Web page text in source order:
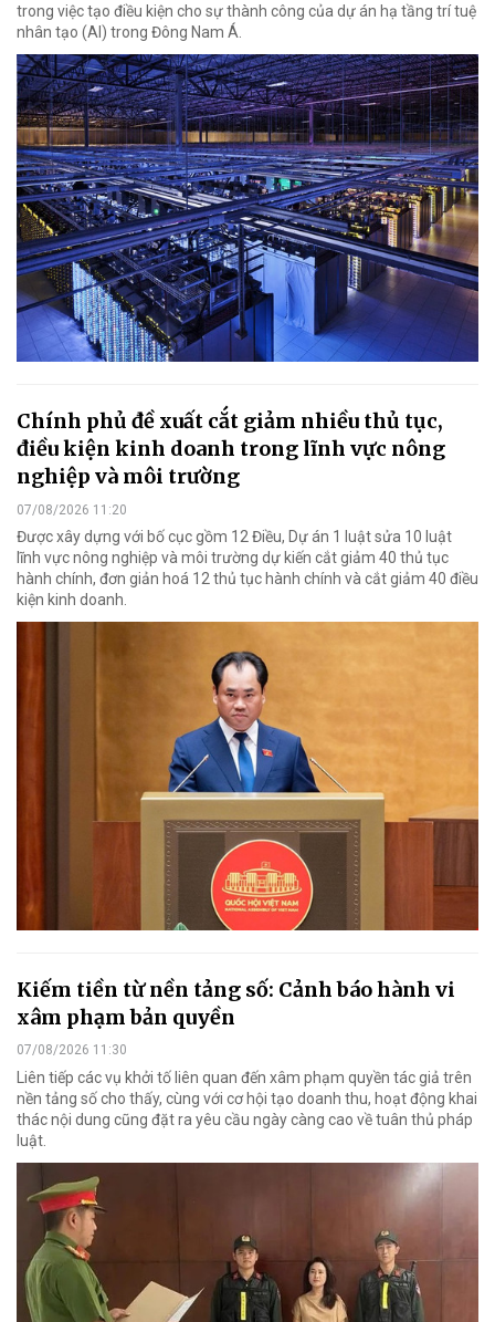
trong việc tạo điều kiện cho sự thành công của dự án hạ tầng trí tuệ
nhân tạo (AI) trong Đông Nam Á.
Chính phủ đề xuất cắt giảm nhiều thủ tục,
điều kiện kinh doanh trong lĩnh vực nông
nghiệp và môi trường
07/08/2026 11:20
Được xây dựng với bố cục gồm 12 Điều, Dự án 1 luật sửa 10 luật
lĩnh vực nông nghiệp và môi trường dự kiến cắt giảm 40 thủ tục
hành chính, đơn giản hoá 12 thủ tục hành chính và cắt giảm 40 điều
kiện kinh doanh.
Kiếm tiền từ nền tảng số: Cảnh báo hành vi
xâm phạm bản quyền
07/08/2026 11:30
Liên tiếp các vụ khởi tố liên quan đến xâm phạm quyền tác giả trên
nền tảng số cho thấy, cùng với cơ hội tạo doanh thu, hoạt động khai
thác nội dung cũng đặt ra yêu cầu ngày càng cao về tuân thủ pháp
luật.